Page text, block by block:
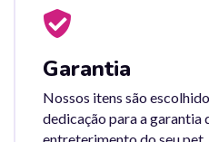
Garantia
Nossos itens são
dedicação para a garantia